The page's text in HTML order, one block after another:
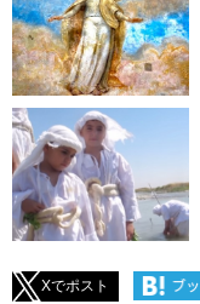
Xでポスト